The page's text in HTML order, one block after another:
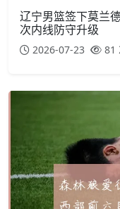
辽宁男篮签下莫兰
次内线防守升级
2026-07-23 81